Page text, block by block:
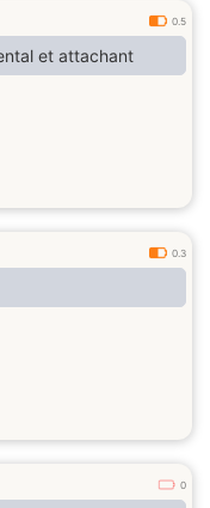
0.5
et attachant
0.3
0